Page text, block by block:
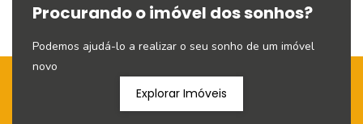
Procurando o imóvel dos sonhos?
Podemos ajudá-lo a realizar o seu sonho de um imóvel
novo
Explorar Imóveis